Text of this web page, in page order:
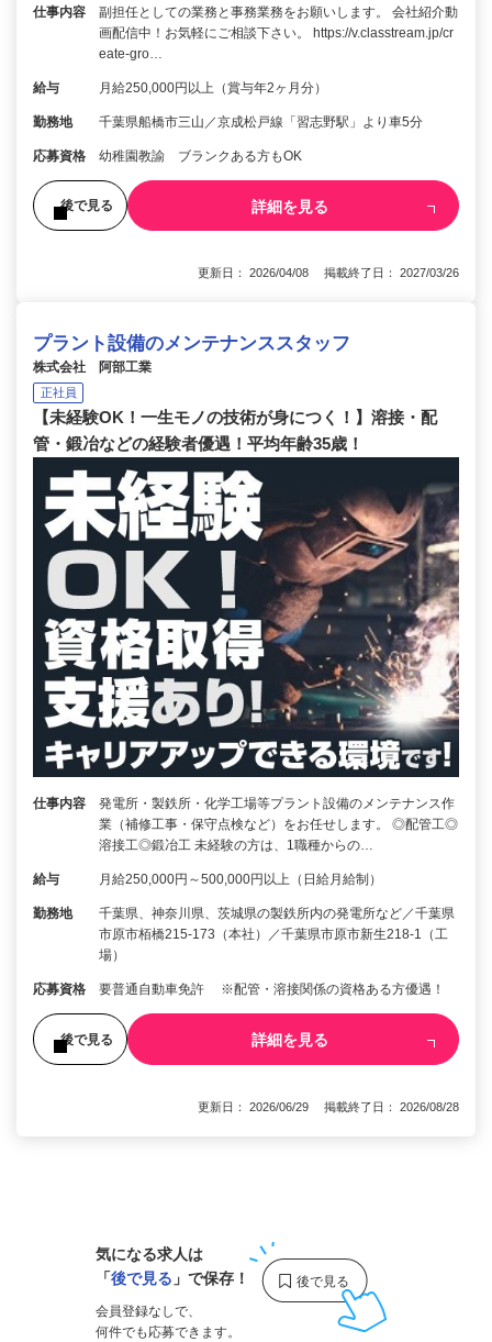
仕事内容
副担任としての業務と事務業務をお願いします。 会社紹介動
画配信中！お気軽にご相談下さい。 https://v.classtream.jp/cr
eate-gro…
給与 月給250,000円以上（賞与年2ヶ月分）
勤務地 千葉県船橋市三山／京成松戸線「習志野駅」より車5分
応募資格 幼稚園教諭 ブランクある方もOK
後で見る 詳細を見る
更新日： 2026/04/08 掲載終了日： 2027/03/26
プラント設備のメンテナンススタッフ
株式会社 阿部工業
正社員
【未経験OK！一生モノの技術が身につく！】溶接・配
管・鍛冶などの経験者優遇！平均年齢35歳！
仕事内容
発電所・製鉄所・化学工場等プラント設備のメンテナンス作
業（補修工事・保守点検など）をお任せします。 ◎配管工◎
溶接工◎鍛冶工 未経験の方は、1職種からの…
給与 月給250,000円～500,000円以上（日給月給制）
勤務地
千葉県、神奈川県、茨城県の製鉄所内の発電所など／千葉県
市原市栢橋215-173（本社）／千葉県市原市新生218-1（工
場）
応募資格 要普通自動車免許 ※配管・溶接関係の資格ある方優遇！
後で見る 詳細を見る
更新日： 2026/06/29 掲載終了日： 2026/08/28
気になる求人は
「後で見る 」で保存！
会員登録なしで、
何件でも応募できます。